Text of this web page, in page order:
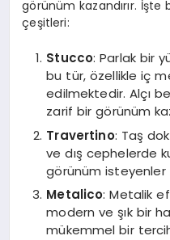
görünüm kazandırır.
çeşitleri:
Stucco: Parlak bir
bu tür, özellikle iç
edilmektedir. Alçı
zarif bir görünüm
Travertino: Taş
ve dış cephelerde
görünüm isteyenler
Metalico: Metalik
modern ve şık bir
mükemmel bir